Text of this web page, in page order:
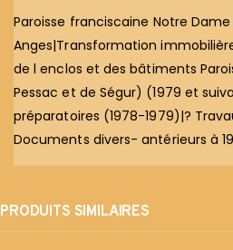
Paroisse franciscaine Notre Dame
Anges|Transformation
de l enclos et des bâtiments
Pessac et de Ségur) (1979 et
préparatoires (1978-1979)|?
Documents divers- antérieurs à
PRODUITS SIMILAIRES